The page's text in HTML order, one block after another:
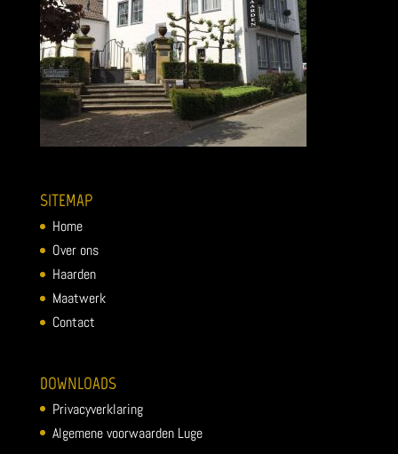
SITEMAP
Home
Over ons
Haarden
Maatwerk
Contact
DOWNLOADS
Privacyverklaring
Algemene voorwaarden Luge